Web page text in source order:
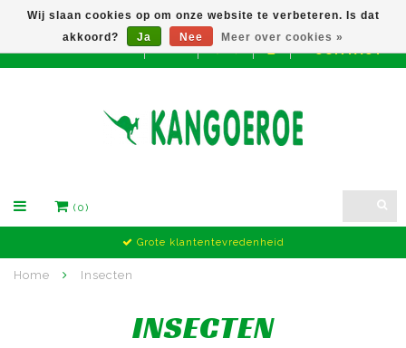
EUR CONTACT
(0)
Grote klantentevredenheid
Home Insecten
INSECTEN
Wij slaan cookies op om onze website te verbeteren. Is dat
akkoord?
Ja Nee Meer over cookies »